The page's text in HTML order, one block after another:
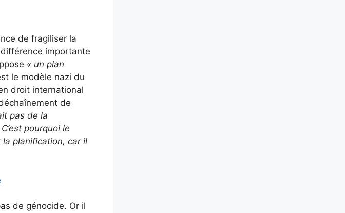
de fragiliser la
importante
« un plan
le modèle nazi du
droit international
de
pas de la
C’est pourquoi le
la planification, car il
de génocide. Or il